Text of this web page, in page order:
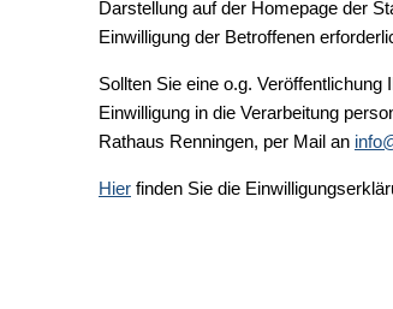
Darstellung auf der Homepage der
Einwilligung der Betroffenen
Sollten Sie eine o.g.
Einwilligung in die Verarbeitung
Rathaus Renningen, per Mail an
Hier finden Sie die